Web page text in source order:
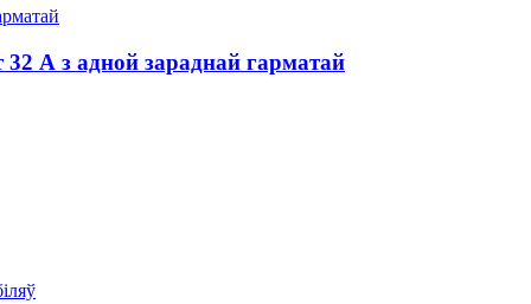
А з адной зараднай гарматай